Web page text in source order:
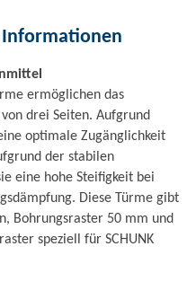
ermöglichen das
drei Seiten. Aufgrund
optimale Zugänglichkeit
der stabilen
eine hohe Steifigkeit bei
Diese Türme gibt
Bohrungsraster 50 mm und
speziell für SCHUNK